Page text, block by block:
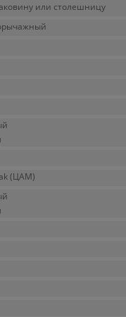
или столешницу
(ЦАМ)